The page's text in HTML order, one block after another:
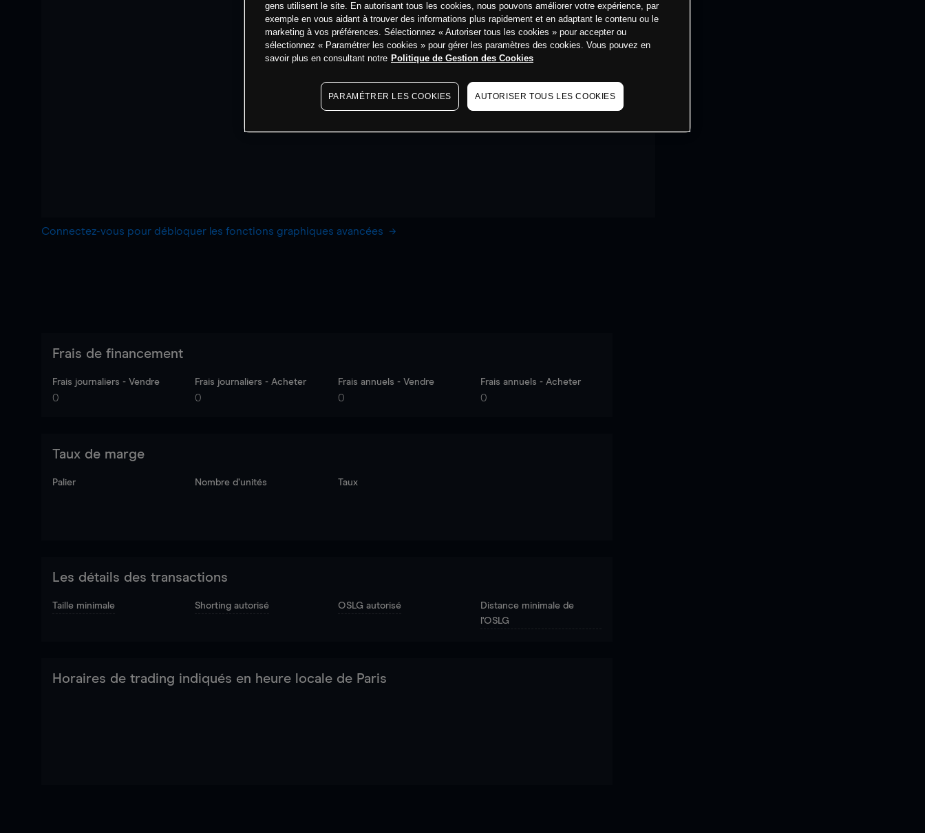
Connectez-vous pour débloquer les fonctions graphiques avancées
Frais de financement
Frais journaliers - Vendre
0
Frais journaliers - Acheter
0
Frais annuels - Vendre
0
Frais annuels - Acheter
0
Taux de marge
Palier Nombre d’unités Taux
Les détails des transactions
Taille minimale Shorting autorisé OSLG autorisé
Distance minimale de
l'OSLG
Horaires de trading indiqués en heure locale de Paris
gens utilisent le site. En autorisant tous les cookies, nous pouvons améliorer votre expérience, par
exemple en vous aidant à trouver des informations plus rapidement et en adaptant le contenu ou le
marketing à vos préférences. Sélectionnez « Autoriser tous les cookies » pour accepter ou
sélectionnez « Paramétrer les cookies » pour gérer les paramètres des cookies. Vous pouvez en
savoir plus en consultant notre Politique de Gestion des Cookies
PARAMÉTRER LES COOKIES AUTORISER TOUS LES COOKIES